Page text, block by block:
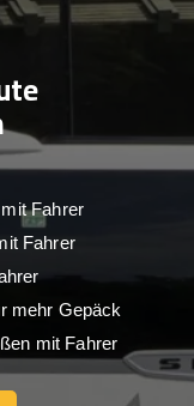
Fahrer
Fahrer
mehr Gepäck
mit Fahrer